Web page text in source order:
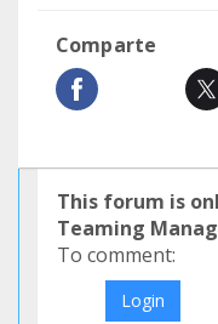
Comparte
This forum is
Teaming
To comment:
Login